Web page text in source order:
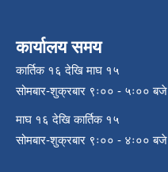
कार्यालय समय
कार्तिक १६ देखि माघ १५
सोमबार-शुक्रबार ९ः०० - ५ः०० बजे
माघ १६ देखि कार्तिक १५
सोमबार-शुक्रबार ९ः०० - ४ः०० बजे